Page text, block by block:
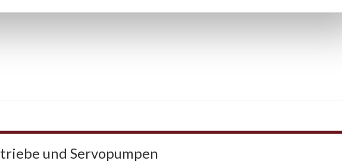
und Servopumpen